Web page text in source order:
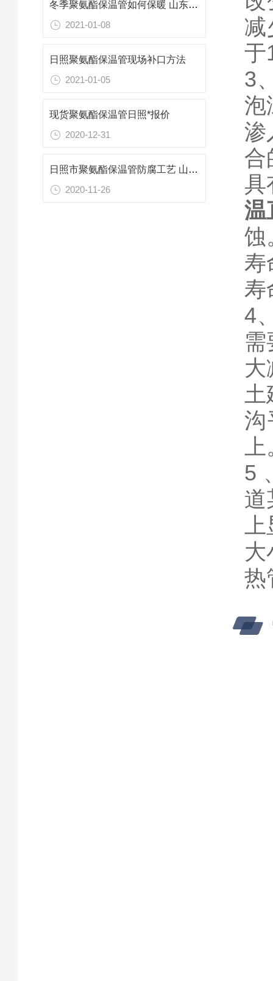
冬季聚氨酯保温管如何保暖 山东日照保温管厂家
2021-01-08
日照聚氨酯保温管现场补口方法
2021-01-05
现货聚氨酯保温管日照*报价
2020-12-31
日照市聚氨酯保温管防腐工艺 山东专业防腐保温材料
2020-11-26
减
于
3
泡
渗
合
具
温
蚀
寿
寿
4
需
大
沟
5
道
大
热